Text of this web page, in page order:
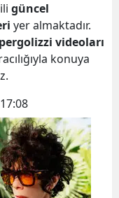
güncel
yer almaktadır.
videoları
konuya